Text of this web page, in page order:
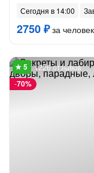
Сегодня в 14:00
2750 ₽за
-70%
1226 отзывов